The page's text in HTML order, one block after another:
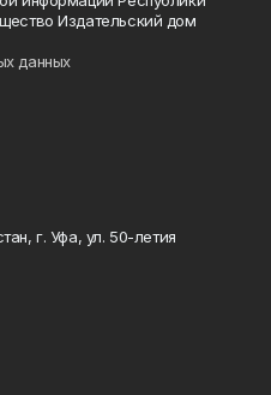
Издательский дом
данных
г. Уфа, ул. 50-летия